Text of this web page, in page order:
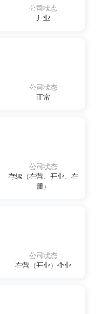
公司状态
开业
公司状态
正常
公司状态
存续（在营、开业、在
册）
公司状态
在营（开业）企业